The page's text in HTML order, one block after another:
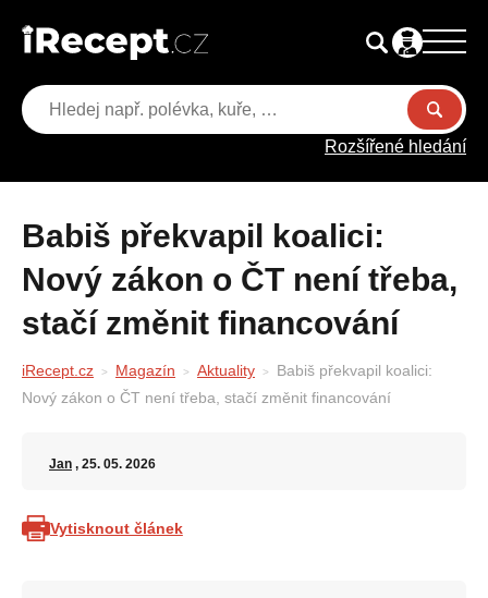
Rozšířené hledání
Babiš překvapil koalici:
Nový zákon o ČT není třeba,
stačí změnit financování
iRecept.cz Magazín Aktuality
Babiš překvapil koalici:
Nový zákon o ČT není třeba, stačí změnit financování
Jan , 25. 05. 2026
Vytisknout článek